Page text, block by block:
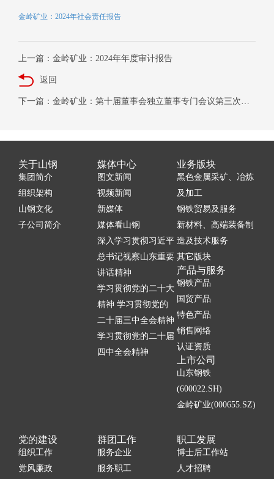
金岭矿业：2024年社会责任报告
上一篇：金岭矿业：2024年年度审计报告
返回
下一篇：金岭矿业：第十届董事会独立董事专门会议第三次会议审核意见
关于山钢
集团简介
组织架构
山钢文化
子公司简介
媒体中心
图文新闻
视频新闻
新媒体
媒体看山钢
深入学习贯彻习近平
总书记视察山东重要
讲话精神
学习贯彻党的二十大
精神 学习贯彻党的
二十届三中全会精神
学习贯彻党的二十届
四中全会精神
业务版块
黑色金属采矿、冶炼
及加工
钢铁贸易及服务
新材料、高端装备制
造及技术服务
其它版块
产品与服务
钢铁产品
国贸产品
特色产品
销售网络
认证资质
上市公司
山东钢铁
(600022.SH)
金岭矿业(000655.SZ)
党的建设
组织工作
党风廉政
群团工作
服务企业
服务职工
职工发展
博士后工作站
人才招聘